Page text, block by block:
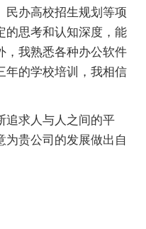
民办高校招生规划等项
的思考和认知深度，能
，我熟悉各种办公软件
年的学校培训，我相信
求人与人之间的平
为贵公司的发展做出自